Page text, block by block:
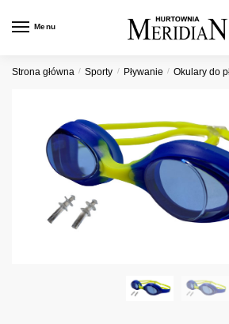
Menu
Strona główna / Sporty / Pływanie / Okulary do